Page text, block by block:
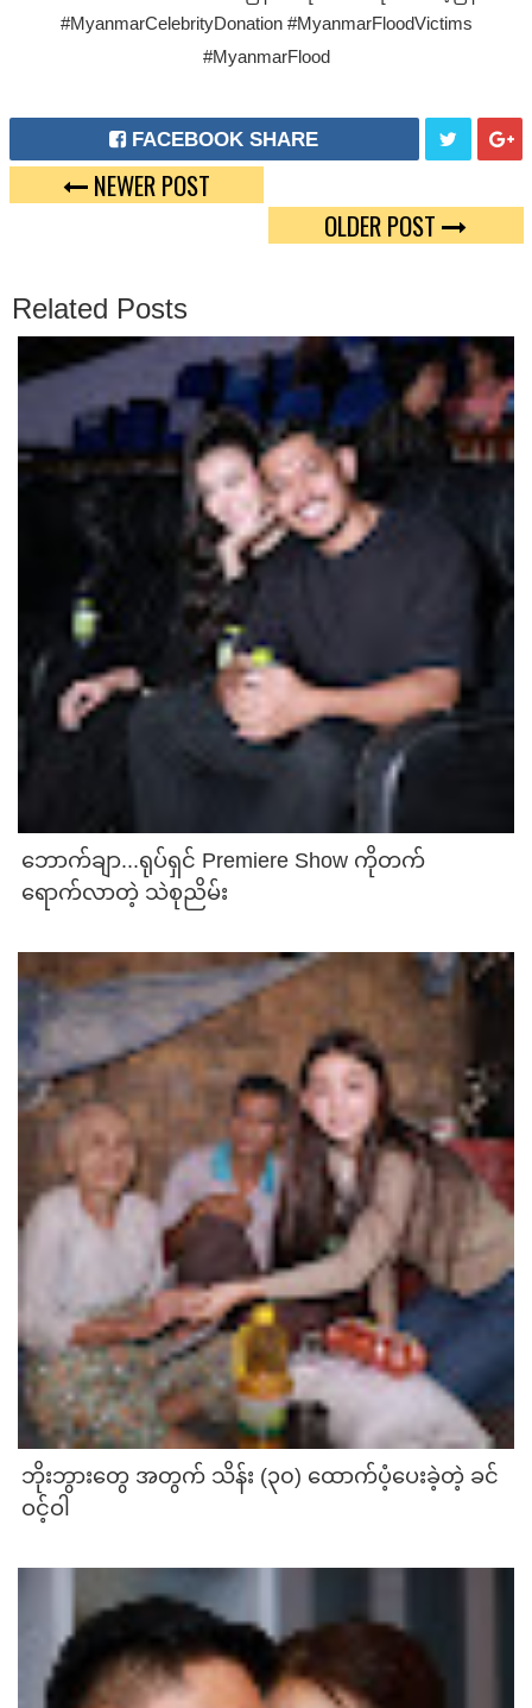
#MyanmarCelebrityDonation #MyanmarFloodVictims
#MyanmarFlood
FACEBOOK SHARE
W
L
E
P
NEWER POST
OLDER POST
Related Posts
ဘောက်ချာ...ရုပ်ရှင် Premiere Show ကိုတက်
ရောက်လာတဲ့ သဲစုညိမ်း
ဘိုးဘွားတွေ အတွက် သိန်း (၃၀) ထောက်ပံ့ပေးခဲ့တဲ့ ခင်
ဝင့်ဝါ